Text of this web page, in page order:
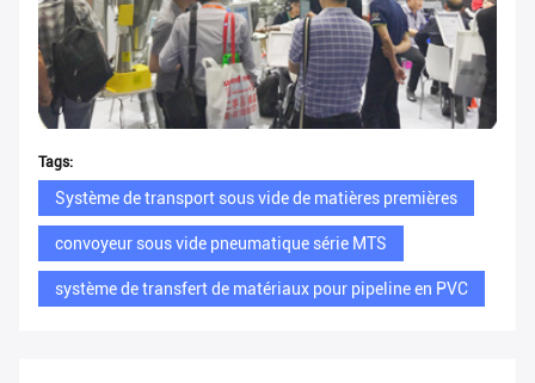
Tags:
Système de transport sous vide de matières premières
convoyeur sous vide pneumatique série MTS
système de transfert de matériaux pour pipeline en PVC